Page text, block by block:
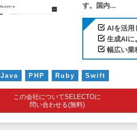
す。国内...
AIを活用
生成AIに
幅広い業
Java PHP Ruby Swift
この会社についてSELECTOに
問い合わせる(無料)